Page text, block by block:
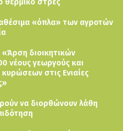
θερμικό στρες
«όπλα» των αγροτών
«Άρση διοικητικών
νέους γεωργούς και
στις Ενιαίες
να διορθώνουν λάθη